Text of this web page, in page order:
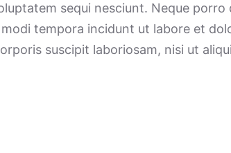
sequi nesciunt. Neque
tempora incidunt ut labore et
suscipit laboriosam, nisi ut